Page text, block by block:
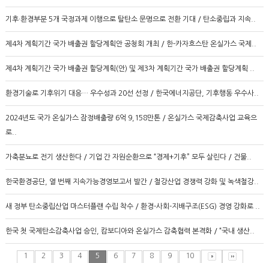
기후·환경부분 5개 국정과제 이행으로 탈탄소 문명으로 전환 기대 / 탄소중립과 지속..
제4차 계획기간 국가 배출권 할당계획안 공청회 개최 / 한-카자흐스탄 온실가스 국제..
제4차 계획기간 국가 배출권 할당계획(안) 및 제3차 계획기간 국가 배출권 할당계획 ..
환경기술로 기후위기 대응… 우수성과 20선 선정 / 한국에너지공단, 기후행동 우수사..
2024년도 국가 온실가스 잠정배출량 6억 9,158만톤 / 온실가스 국제감축사업 교육으
로..
가축분뇨로 전기 생산한다 / 기업 간 자원순환으로 “경제+기후” 모두 살린다 / 건물..
한국환경공단, 열 번째 지속가능경영보고서 발간 / 철강산업 경쟁력 강화 및 녹색철강..
새 정부 탄소중립산업 마스터플랜 수립 착수 / 환경-사회-지배구조(ESG) 경영 강화로 ..
한국 첫 국제탄소감축사업 승인, 캄보디아와 온실가스 감축협력 본격화 / “국내 생산..
1 2 3 4 5 6 7 8 9 10